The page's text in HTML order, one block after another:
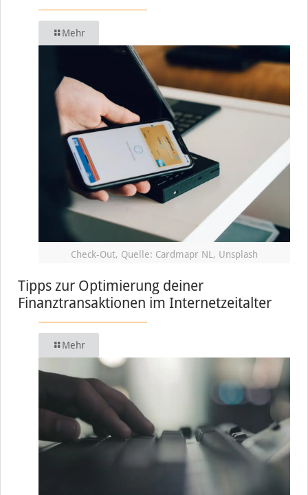
Mehr
Check-Out, Quelle: Cardmapr NL, Unsplash
Tipps zur Optimierung deiner
Finanztransaktionen im Internetzeitalter
Mehr